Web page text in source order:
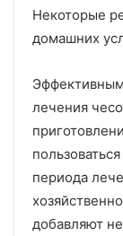
Некоторые
домашних
лечения
периода
добавляют